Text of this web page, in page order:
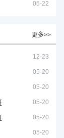
05-22
更多>>
12-23
05-20
05-20
05-20
05-20
05-20